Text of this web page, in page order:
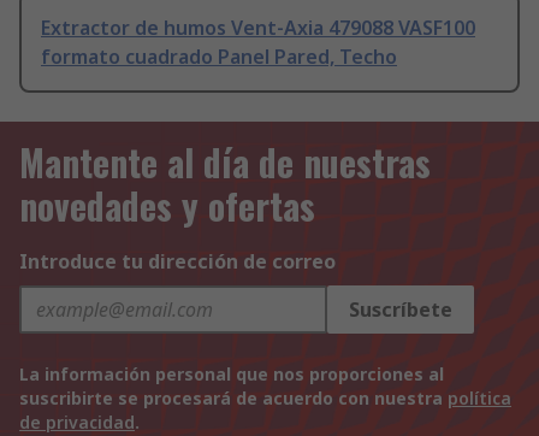
Extractor de humos Vent-Axia 479088 VASF100
formato cuadrado Panel Pared, Techo
Mantente al día de nuestras
novedades y ofertas
Introduce tu dirección de correo
Suscríbete
La información personal que nos proporciones al
suscribirte se procesará de acuerdo con nuestra política
de privacidad.